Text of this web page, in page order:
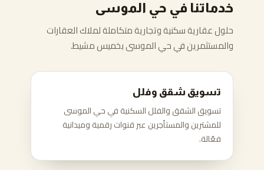
خدماتنا في حي الموسى
حلول عقارية سكنية وتجارية متكاملة لملاك العقارات
والمستثمرين في حي الموسى بخميس مشيط.
تسويق شقق وفلل
تسويق الشقق والفلل السكنية في حي الموسى
للمشترين والمستأجرين عبر قنوات رقمية وميدانية
فعّالة.